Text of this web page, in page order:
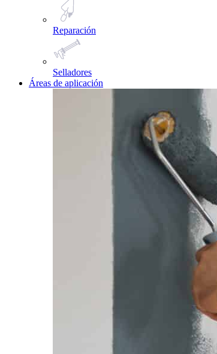
Reparación
Selladores
Áreas de aplicación